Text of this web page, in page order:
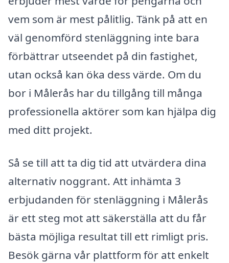
vem som är mest pålitlig. Tänk på att en
väl genomförd stenläggning inte bara
förbättrar utseendet på din fastighet,
utan också kan öka dess värde. Om du
bor i Målerås har du tillgång till många
professionella aktörer som kan hjälpa dig
med ditt projekt.
Så se till att ta dig tid att utvärdera dina
alternativ noggrant. Att inhämta 3
erbjudanden för stenläggning i Målerås
är ett steg mot att säkerställa att du får
bästa möjliga resultat till ett rimligt pris.
Besök gärna vår plattform för att enkelt